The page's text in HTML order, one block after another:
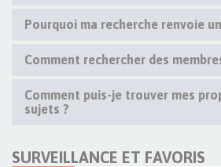
Pourquoi ma recherche renvoie
Comment rechercher des
Comment puis-je trouver mes
sujets ?
SURVEILLANCE ET FAVORIS